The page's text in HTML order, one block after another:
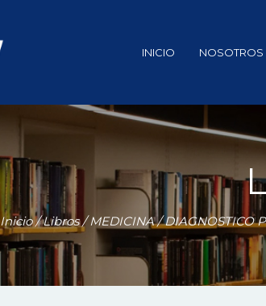
INICIO NOSOTROS
Inicio/Libros/MEDICINA/ DIAGNOSTICO